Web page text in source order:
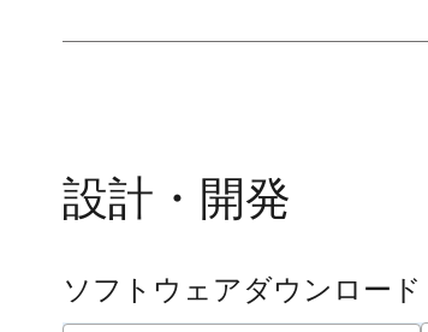
設計・開発
ソ
ソフトウェアダウンロード